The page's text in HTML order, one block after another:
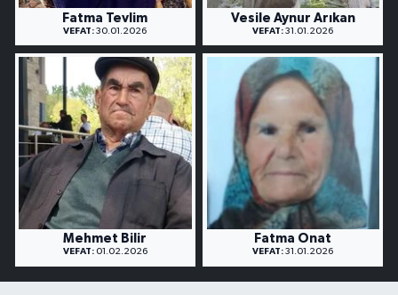
Fatma Tevlim
VEFAT: 30.01.2026
Vesile Aynur Arıkan
VEFAT: 31.01.2026
Mehmet Bilir
VEFAT:01.02.2026
Fatma Onat
VEFAT: 31.01.2026